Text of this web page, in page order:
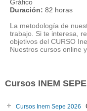
Gráfico
Duración: 82 horas
La metodología de
trabajo. Si te interesa,
objetivos del CURSO
Nuestros cursos online
Cursos INEM
Cursos Inem Sepe 2026